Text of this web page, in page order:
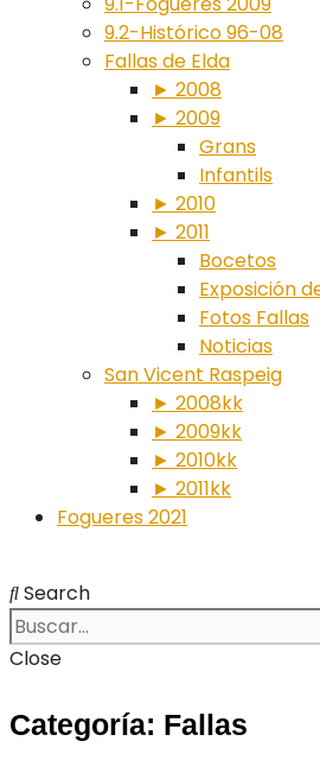
9.2-Histórico 96-08
Fallas de Elda
► 2008
► 2009
Grans
Infantils
► 2010
► 2011
Bocetos
Exposición
Fotos Fallas
Noticias
San Vicent Raspeig
► 2008kk
► 2009kk
► 2010kk
► 2011kk
Fogueres 2021
Search
Close
Categoría: Fallas